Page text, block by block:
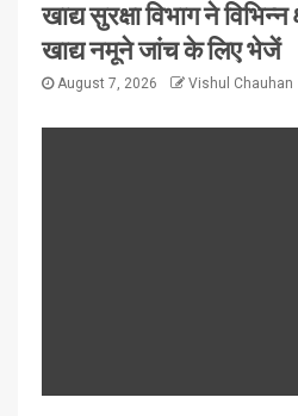
खाद्य सुरक्षा विभाग ने विभिन्न
खाद्य नमूने जांच के लिए भेजें
August 7, 2026 Vishul Chauhan